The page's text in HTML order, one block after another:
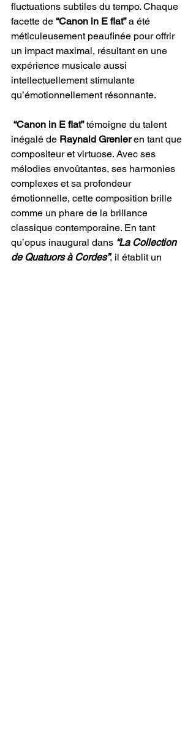
fluctuations subtiles du tempo. Chaque
facette de “Canon in E flat” a été
méticuleusement peaufinée pour offrir
un impact maximal, résultant en une
expérience musicale aussi
intellectuellement stimulante
qu’émotionnellement résonnante.
“Canon in E flat” témoigne du talent
inégalé de Raynald Grenier en tant que
compositeur et virtuose. Avec ses
mélodies envoûtantes, ses harmonies
complexes et sa profondeur
émotionnelle, cette composition brille
comme un phare de la brillance
classique contemporaine. En tant
qu’opus inaugural dans “La Collection
de Quatuors à Cordes”, il établit un